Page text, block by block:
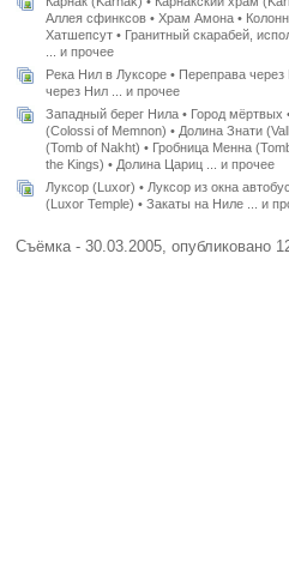
Аллея сфинксов • Храм Амона •
Хатшепсут • Гранитный скарабей,
... и прочее
Река Нил в Луксоре • Переправа
через Нил ... и прочее
Западный берег Нила • Город
(Colossi of Memnon) • Долина Знати
(Tomb of Nakht) • Гробница Менна
the Kings) • Долина Цариц ... и прочее
Луксор (Luxor) • Луксор из окна
(Luxor Temple) • Закаты на Ниле ... и
Съёмка - 30.03.2005, опубликовано